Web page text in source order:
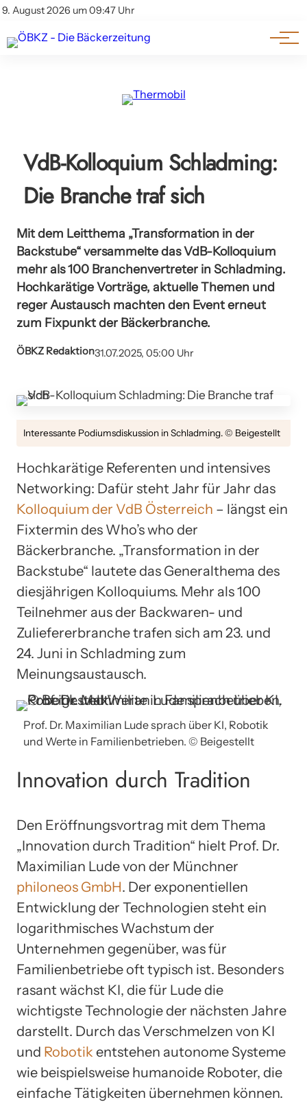
9. August 2026 um 09:47 Uhr
Impressum & Offenlegung
Am Wort
Genuss & Trends
VdB-Kolloquium Schladming:
Die Branche traf sich
Mit dem Leitthema „Transformation in der
Backstube“ versammelte das VdB-Kolloquium
mehr als 100 Branchenvertreter in Schladming.
Hochkarätige Vorträge, aktuelle Themen und
reger Austausch machten den Event erneut
zum Fixpunkt der Bäckerbranche.
ÖBKZ Redaktion31.07.2025, 05:00 Uhr
Interessante Podiumsdiskussion in Schladming. © Beigestellt
Hochkarätige Referenten und intensives
Networking: Dafür steht Jahr für Jahr das
Kolloquium der VdB Österreich – längst ein
Fixtermin des Who’s who der
Bäckerbranche. „Transformation in der
Backstube“ lautete das Generalthema des
diesjährigen Kolloquiums. Mehr als 100
Teilnehmer aus der Backwaren- und
Zuliefererbranche trafen sich am 23. und
24. Juni in Schladming zum
Meinungsaustausch.
Prof. Dr. Maximilian Lude sprach über KI, Robotik
und Werte in Familienbetrieben. © Beigestellt
Innovation durch Tradition
Den Eröffnungsvortrag mit dem Thema
„Innovation durch Tradition“ hielt Prof. Dr.
Maximilian Lude von der Münchner
philoneos GmbH. Der exponentiellen
Entwicklung der Technologien steht ein
logarithmisches Wachstum der
Unternehmen gegenüber, was für
Familienbetriebe oft typisch ist. Besonders
rasant wächst KI, die für Lude die
wichtigste Technologie der nächsten Jahre
darstellt. Durch das Verschmelzen von KI
und Robotik entstehen autonome Systeme
wie beispielsweise humanoide Roboter, die
einfache Tätigkeiten übernehmen können.